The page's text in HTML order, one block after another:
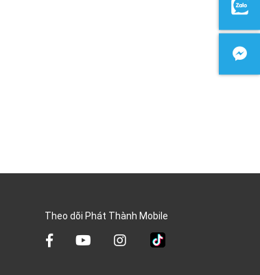
Theo dõi Phát Thành Mobile